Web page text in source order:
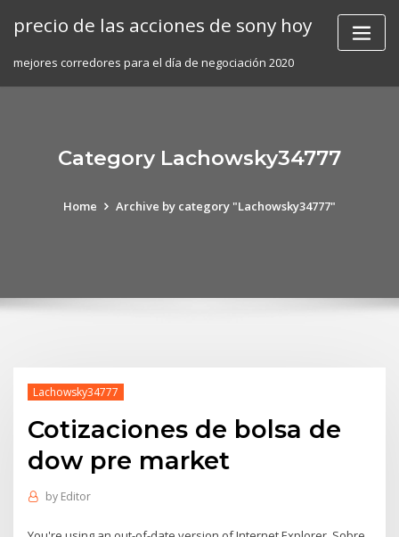
precio de las acciones de sony hoy
mejores corredores para el día de negociación 2020
Category Lachowsky34777
Home Archive by category "Lachowsky34777"
Lachowsky34777
Cotizaciones de bolsa de
dow pre market
by Editor